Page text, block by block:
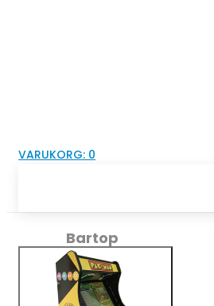
VARUKORG: 0
Bartop